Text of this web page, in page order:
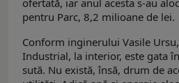
pentru Parc, 8,2 milioane de lei.
Conform inginerului Vasile
Industrial, la interior, este gata
sută. Nu există, însă, drum de